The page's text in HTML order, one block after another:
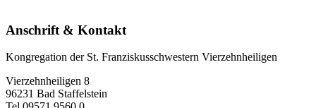
Anschrift & Kontakt
Kongregation der St. Franziskusschwestern Vierzehnheiligen
Vierzehnheiligen 8
96231 Bad Staffelstein